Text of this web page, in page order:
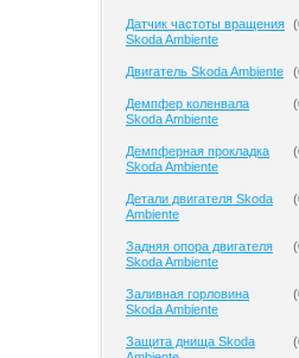
Датчик частоты вращения
Skoda Ambiente
(
Двигатель Skoda Ambiente (
Демпфер коленвала
Skoda Ambiente
(
Демпферная прокладка
Skoda Ambiente
(
Детали двигателя Skoda
Ambiente
(
Задняя опора двигателя
Skoda Ambiente
(
Заливная горловина
Skoda Ambiente
(
Защита днища Skoda
(